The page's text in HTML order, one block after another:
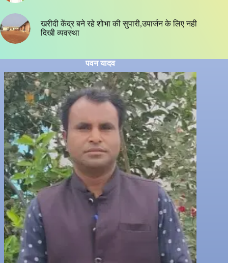
खरीदी केंद्र बने रहे शोभा की सुपारी,उपार्जन के लिए नही
दिखी व्यवस्था
पवन यादव